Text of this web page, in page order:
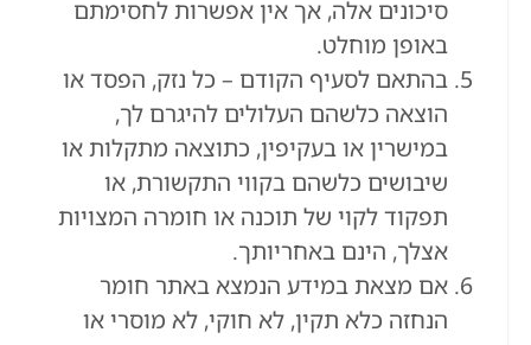
סיכונים אלה, אך אין אפשרות לחסימתם
באופן מוחלט.
בהתאם לסעיף הקודם – כל נזק, הפסד או
הוצאה כלשהם העלולים להיגרם לך,
במישרין או בעקיפין, כתוצאה מתקלות או
שיבושים כלשהם בקווי התקשורת, או
תפקוד לקוי של תוכנה או חומרה המצויות
אצלך, הינם באחריותך.
אם מצאת במידע הנמצא באתר חומר
הנחזה כלא תקין, לא חוקי, לא מוסרי או